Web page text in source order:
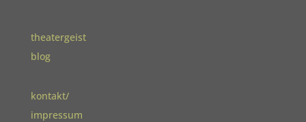
theatergeist
blog
kontakt/
impressum